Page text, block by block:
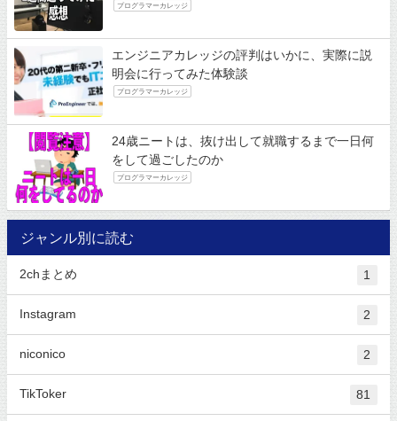
プログラマーカレッジ
エンジニアカレッジの評判はいかに、実際に説
明会に行ってみた体験談
プログラマーカレッジ
24歳ニートは、抜け出して就職するまで一日何
をして過ごしたのか
プログラマーカレッジ
ジャンル別に読む
2chまとめ 1
Instagram 2
niconico 2
TikToker 81